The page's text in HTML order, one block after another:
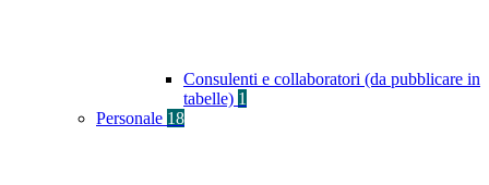
Consulenti e collaboratori (da pubblicare in
tabelle) 1
Personale 18